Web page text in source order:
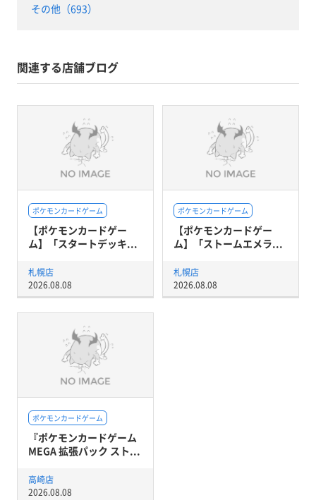
その他（693）
関連する店舗ブログ
ポケモンカードゲーム
【ポケモンカードゲー
ム】「スタートデッキ...
札幌店
2026.08.08
ポケモンカードゲーム
【ポケモンカードゲー
ム】「ストームエメラ...
札幌店
2026.08.08
ポケモンカードゲーム
『ポケモンカードゲーム
MEGA 拡張パック スト...
高崎店
2026.08.08